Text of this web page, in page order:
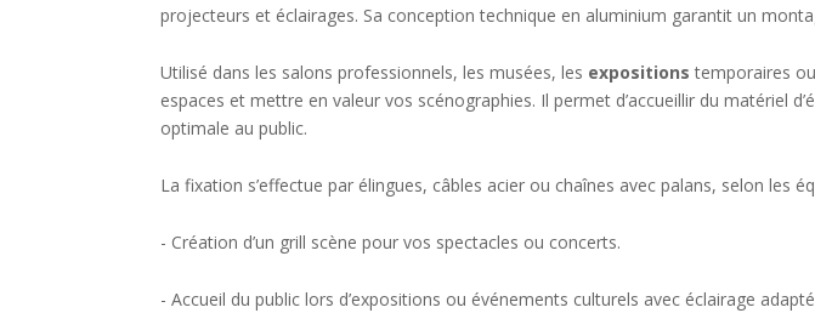
projecteurs et éclairages. Sa conception technique en aluminium garantit un
Utilisé dans les salons professionnels, les musées, les expositions temporaires
espaces et mettre en valeur vos scénographies. Il permet d’accueillir du matériel
optimale au public.
La fixation s’effectue par élingues, câbles acier ou chaînes avec palans, selon les
- Création d’un grill scène pour vos spectacles ou concerts.
- Accueil du public lors d’expositions ou événements culturels avec éclairage